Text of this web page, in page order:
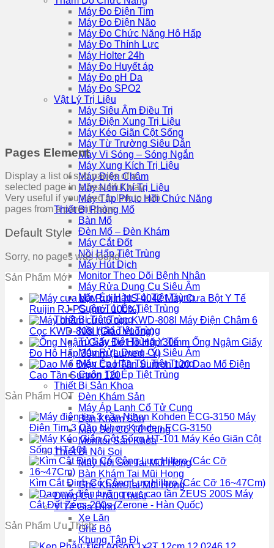
Máy Đo Điện Tim
Máy Đo Điện Não
Máy Đo Chức Năng Hô Hấp
Máy Đo Thính Lực
Máy Holter 24h
Máy Đo Huyết áp
Máy Đo pH Da
Máy Đo SPO2
Vật Lý Trị Liệu
Máy Siêu Âm Điều Trị
Máy Điện Xung Trị Liệu
Máy Kéo Giãn Cột Sống
Máy Từ Trường Siêu Dẫn
Máy Vi Sóng – Sóng Ngắn
Máy Xung Kích Trị Liệu
Máy Điện Châm
Máy Nén Khí Trị Liệu
Máy Tập Phục Hồi Chức Năng
Thiết Bị Phòng Mổ
Bàn Mổ
Đèn Mổ – Đèn Khám
Máy Cắt Đốt
Nồi Hấp Tiệt Trùng
Máy Hút Dịch
Monitor Theo Dõi Bệnh Nhân
Máy Rửa Dụng Cụ Siêu Âm
Máy Ép Hàn Túi Tiệt Trùng
Cuộn Túi Ép Tiệt Trùng
Thiết Bị Tiệt Trùng
Nồi Hấp Tiệt Trùng
Tủ Sấy Tiệt Trùng Y Tế
Máy Rửa Dụng Cụ Siêu Âm
Máy Ép Hàn Túi Tiệt Trùng
Cuộn Túi Ép Tiệt Trùng
Thiết Bị Sản Khoa
Đèn Khám Sản
Máy Áp Lạnh Cổ Tử Cung
Bàn Khám Sản
Máy Soi Cổ Tử Cung
Monitor Sản Khoa
Thiết Bị Nội Soi
Máy Nội Soi Tai Mũi Họng
Bàn Khám Tai Mũi Họng
Ghế Khám Tai Mũi Họng
Dụng Cụ Phẫu Thuật
Y Tế Gia Đình
Xe Lăn
Ghế Bô
Khung Tập Đi
Pages Element
Display a list of sub pages of a
selected page in a beautiful way.
Very useful if you need to link to sub
pages from a parent page.
Default Style
Sorry, no pages was found
Sản Phẩm Mới
Máy Cưa Bột Y Tế
Ruijin RJ-PS (mới 100%)
Máy Điện Châm 6
Cọc KWD-808I (Giắc Vuông)
Ống Ngậm Giấy
Đo Hô Hấp 30mm (Lumed - Ý)
Dao Mổ Điện
Cao Tần Surtron 120
Sản Phẩm HOT
Máy
Điện Tim 3 Cần Nihon Kohden ECG-3150
Máy Kéo Giãn Cột
Sống HT-101
Kìm Cắt Đinh Có Cộng Lực Hilbro (Các Cỡ 16~47Cm)
Máy
Cắt Đốt Zeus-200s (Zerone - Hàn Quốc)
Sản Phẩm Ưu Thích